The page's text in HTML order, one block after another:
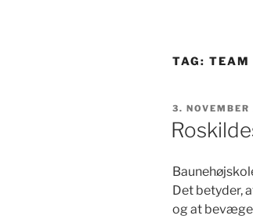
TAG: TEAM
UDGIVET
DEN
3. NOVEMBER
Det bety­der,
og at